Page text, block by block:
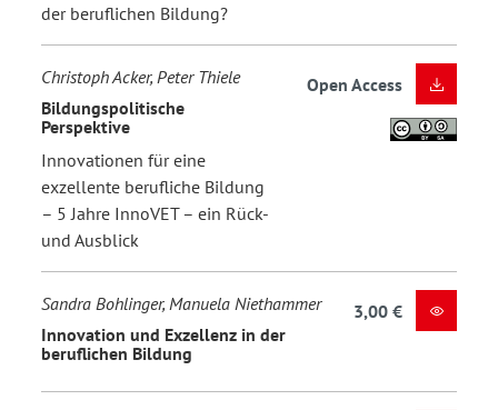
der beruflichen Bildung?
Christoph Acker, Peter Thiele
Bildungspolitische
Perspektive
Innovationen für eine
exzellente berufliche Bildung
– 5 Jahre InnoVET – ein Rück-
und Ausblick
Open Access
Sandra Bohlinger, Manuela Niethammer
Innovation und Exzellenz in der
beruflichen Bildung
3,00 €